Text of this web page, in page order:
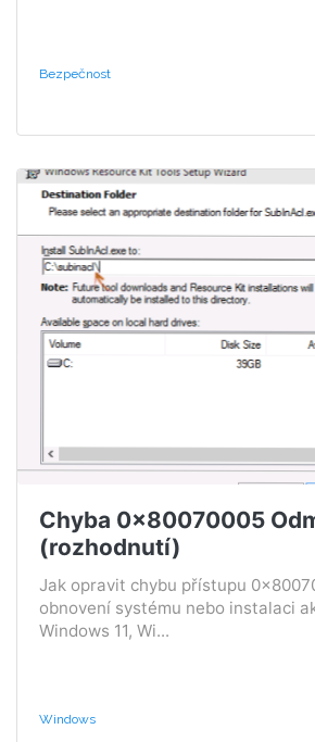
Bezpečnost
Chyba 0x80070005
(rozhodnutí)
Jak opravit chybu přístupu
obnovení systému nebo instalaci
Windows 11, Wi...
Windows